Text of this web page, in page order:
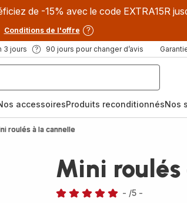
de -15% avec le code EXTRA15R
Conditions de l'offre
3 jours 90 jours pour changer d’avis
accessoiresProduits reconditionnésNos
roulés à la cannelle
Mini
- /5 -